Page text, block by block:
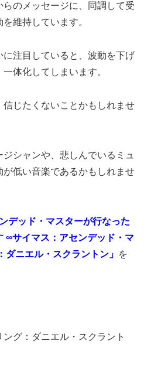
のメッセージに、同調して受
維持しています。
注目していると、波動を下げ
体化してしまいます。
じたくないことかもしれませ
シャンや、悲しんでいるミュ
低い音楽であるかもしれませ
ンデッド・マスターが行なった
∞サイマス：アセンデッド・マ
ダニエル・スクラントン」 を
ング：ダニエル・スクラント